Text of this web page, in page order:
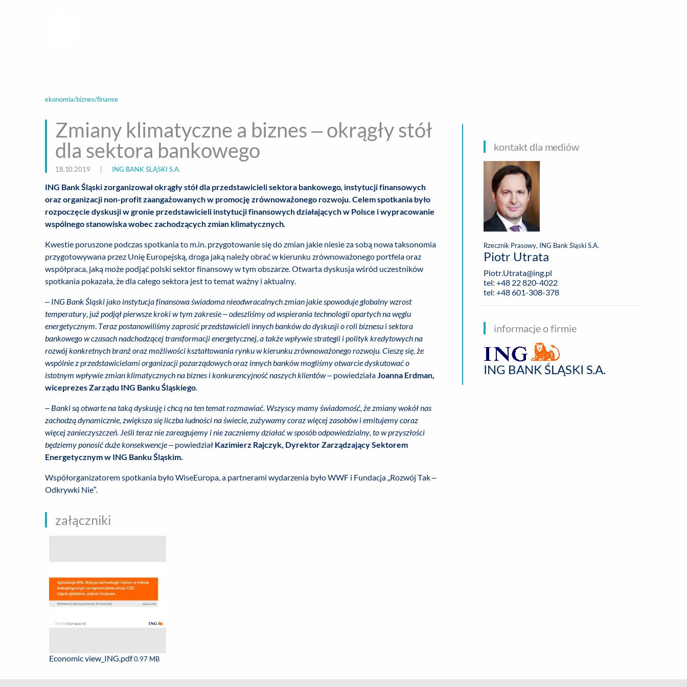
ekonomia/biznes/finanse
Zmiany klimatyczne a biznes – okrągły stół
dla sektora bankowego
18.10.2019 ING BANK ŚLĄSKI S.A.
ING Bank Śląski zorganizował okrągły stół dla przedstawicieli sektora bankowego, instytucji finansowych
oraz organizacji non-profit zaangażowanych w promocję zrównoważonego rozwoju. Celem spotkania było
rozpoczęcie dyskusji w gronie przedstawicieli instytucji finansowych działających w Polsce i wypracowanie
wspólnego stanowiska wobec zachodzących zmian klimatycznych.
Kwestie poruszone podczas spotkania to m.in. przygotowanie się do zmian jakie niesie za sobą nowa taksonomia
przygotowywana przez Unię Europejską, droga jaką należy obrać w kierunku zrównoważonego portfela oraz
współpraca, jaką może podjąć polski sektor finansowy w tym obszarze. Otwarta dyskusja wśród uczestników
spotkania pokazała, że dla całego sektora jest to temat ważny i aktualny.
– ING Bank Śląski jako instytucja finansowa świadoma nieodwracalnych zmian jakie spowoduje globalny wzrost
temperatury, już podjął pierwsze kroki w tym zakresie –odeszliśmy od wspierania technologii opartych na węglu
energetycznym. Teraz postanowiliśmy zaprosić przedstawicieli innych banków do dyskusji o roli biznesu i sektora
bankowego w czasach nadchodzącej transformacji energetycznej, a także wpływie strategii i polityk kredytowych na
rozwój konkretnych branż oraz możliwości kształtowania rynku w kierunku zrównoważonego rozwoju. Cieszę się, że
wspólnie z przedstawicielami organizacji pozarządowych oraz innych banków mogliśmy otwarcie dyskutować o
istotnym wpływie zmian klimatycznych na biznes i konkurencyjność naszych klientów– powiedziałaJoanna Erdman,
wiceprezes Zarządu ING Banku Śląskiego.
– Banki są otwarte na taką dyskusję i chcą na ten temat rozmawiać. Wszyscy mamy świadomość, że zmiany wokół nas
zachodzą dynamicznie, zwiększa się liczba ludności na świecie, zużywamy coraz więcej zasobów i emitujemy coraz
więcej zanieczyszczeń. Jeśli teraz nie zareagujemy i nie zaczniemy działać w sposób odpowiedzialny, to w przyszłości
będziemy ponosić duże konsekwencje– powiedział Kazimierz Rajczyk, Dyrektor Zarządzający Sektorem
Energetycznym w ING Banku Śląskim.
Współorganizatorem spotkania było WiseEuropa, a partnerami wydarzenia było WWF i Fundacja „Rozwój Tak –
Odkrywki Nie”.
załączniki
Economic view_ING.pdf0.97 MB
kontakt dla mediów
Rzecznik Prasowy, ING Bank Śląski S.A.
Piotr Utrata
Piotr.Utrata@ing.pl
tel: +48 22 820-4022
tel: +48 601-308-378
informacje o firmie
ING BANK ŚLĄSKI S.A.